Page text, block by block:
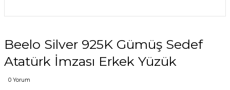
Beelo Silver 925K Gümüş Sedef
Atatürk İmzası Erkek Yüzük
0 Yorum